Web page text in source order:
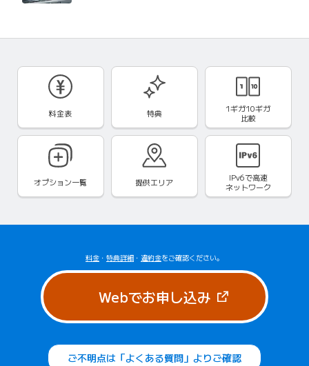
料金表 特典
1ギガ10ギガ
比較
オプション一覧 提供エリア IPv6で高速
ネットワーク
料金 ・ 特典詳細 ・ 違約金をご確認ください。
Webでお申し込み（新しいタブ
ご不明点は「よくある質問」よりご確認